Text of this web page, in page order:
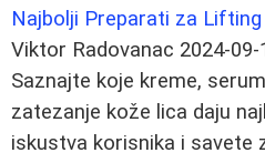
Najbolji Preparati za
Viktor Radovanac 2024-09-
Saznajte koje kreme,
zatezanje kože lica daju
iskustva korisnika i savete